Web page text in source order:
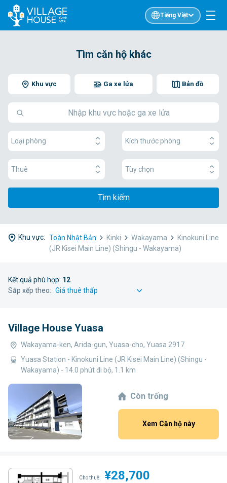
Tiếng Việt
Tìm căn hộ khác
Khu vực Bản đồ
Ga xe lửa
Loại phòng Kích thước phòng
Thuê Tùy chọn
Tìm kiếm
Khu vực: Toàn Nhật Bản Kinki Wakayama
Kinokuni Line
(JR Kisei Main Line) (Shingu - Wakayama)
Kết quả phù hợp: 12
Sắp xếp theo:
Village House Yuasa
Wakayama-ken, Arida-gun, Yuasa-cho, Yuasa 2917
Yuasa Station - Kinokuni Line (JR Kisei Main Line) (Shingu -
Wakayama) - 14.0 phút đi bộ, 1.1 km
Còn trống
Xem Căn hộ này
Cho thuê: ¥28,700